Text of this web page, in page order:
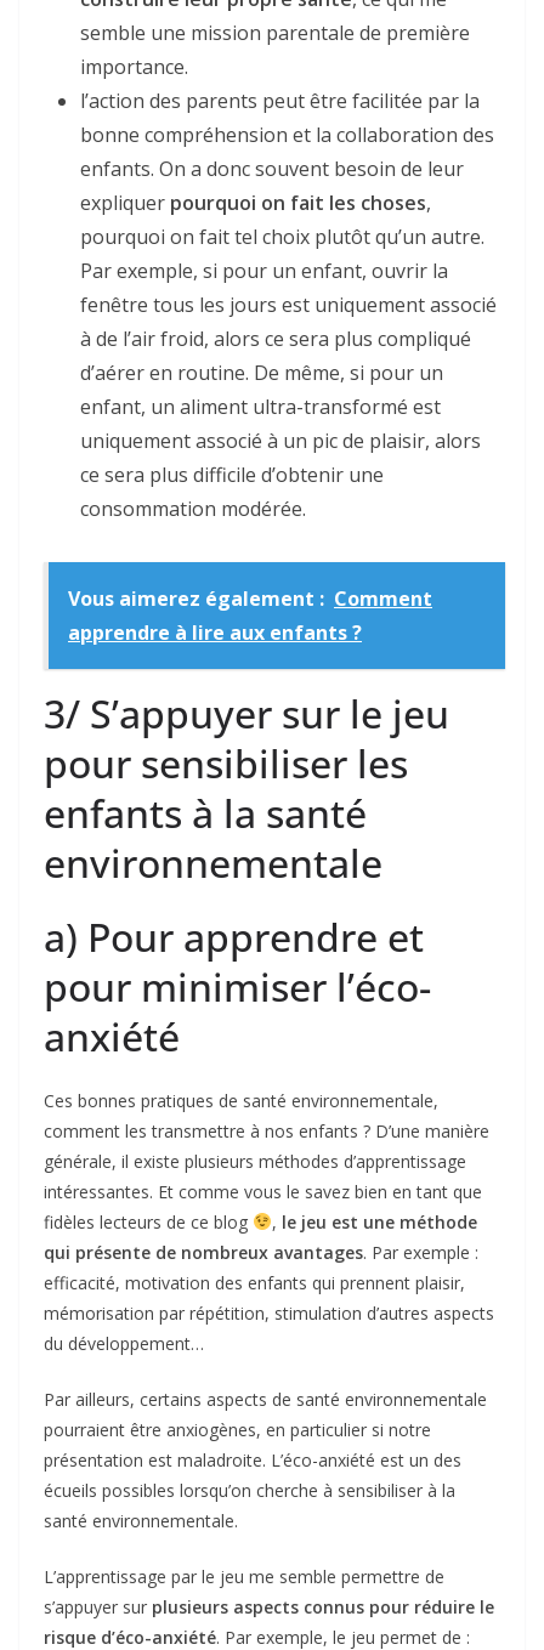
semble une mission parentale de première
importance.
l’action des parents peut être facilitée par la
bonne compréhension et la collaboration des
enfants. On a donc souvent besoin de leur
expliquer pourquoi on fait les choses,
pourquoi on fait tel choix plutôt qu’un autre.
Par exemple, si pour un enfant, ouvrir la
fenêtre tous les jours est uniquement associé
à de l’air froid, alors ce sera plus compliqué
d’aérer en routine. De même, si pour un
enfant, un aliment ultra-transformé est
uniquement associé à un pic de plaisir, alors
ce sera plus difficile d’obtenir une
consommation modérée.
Vous aimerez également : Comment
apprendre à lire aux enfants ?
3/ S’appuyer sur le jeu
pour sensibiliser les
enfants à la santé
environnementale
a) Pour apprendre et
pour minimiser l’éco-
anxiété
Ces bonnes pratiques de santé environnementale,
comment les transmettre à nos enfants ? D’une manière
générale, il existe plusieurs méthodes d’apprentissage
intéressantes. Et comme vous le savez bien en tant que
fidèles lecteurs de ce blog
, le jeu est une méthode
qui présente de nombreux avantages. Par exemple :
efficacité, motivation des enfants qui prennent plaisir,
mémorisation par répétition, stimulation d’autres aspects
du développement…
Par ailleurs, certains aspects de santé environnementale
pourraient être anxiogènes, en particulier si notre
présentation est maladroite. L’éco-anxiété est un des
écueils possibles lorsqu’on cherche à sensibiliser à la
santé environnementale.
L’apprentissage par le jeu me semble permettre de
s’appuyer sur plusieurs aspects connus pour réduire le
risque d’éco-anxiété. Par exemple, le jeu permet de :